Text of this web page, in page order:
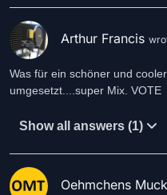
Arthur Francis
Was für ein schöner und
umgesetzt....super Mix. VOTE
Show all answers (1)
Oehmchens